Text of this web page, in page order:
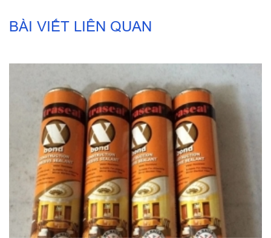
BÀI VIẾT LIÊN QUAN